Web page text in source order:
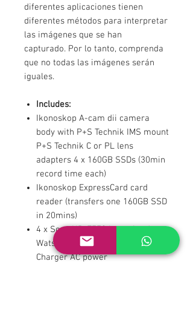
diferentes aplicaciones tienen
diferentes métodos para interpretar
las imágenes que se han
capturado. Por lo tanto, comprenda
que no todas las imágenes serán
iguales.
Includes:
Ikonoskop A-cam dii camera
body with P+S Technik IMS mount
P+S Technik C or PL lens
adapters 4 x 160GB SSDs (30min
record time each)
Ikonoskop ExpressCard card
reader (transfers one 160GB SSD
in 20mins)
4 x Sony NP-F770 batteries 1 x
Watson Dual Dock Battery
Charger AC power